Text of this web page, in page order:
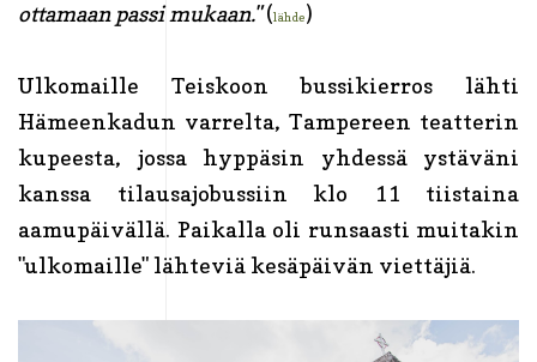
ottamaan passi mukaan."(lähde)
Ulkomaille Teiskoon bussikierros lähti
Hämeenkadun varrelta, Tampereen teatterin
kupeesta, jossa hyppäsin yhdessä ystäväni
kanssa tilausajobussiin klo 11 tiistaina
aamupäivällä. Paikalla oli runsaasti muitakin
"ulkomaille" lähteviä kesäpäivän viettäjiä.